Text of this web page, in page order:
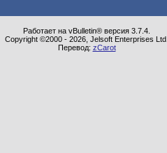
Работает на vBulletin® версия 3.7.4.
Copyright ©2000 - 2026, Jelsoft Enterprises Ltd.
Перевод: zCarot